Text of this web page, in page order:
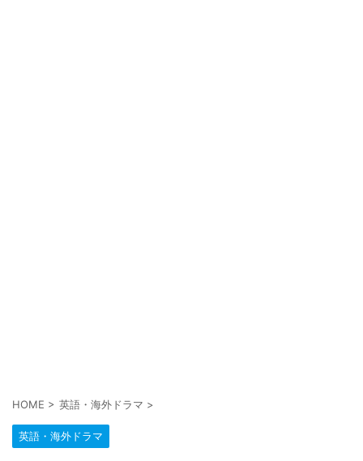
HOME > 英語・海外ドラマ >
英語・海外ドラマ